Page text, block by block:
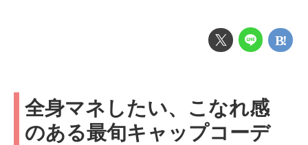
全身マネしたい、こなれ感
のある最旬キャップコーデ